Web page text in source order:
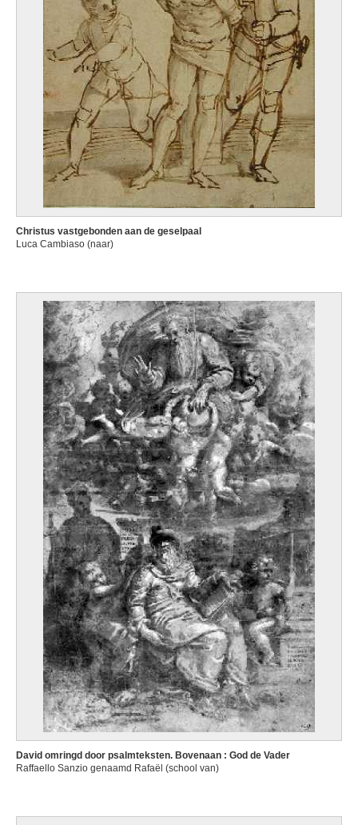
Christus vastgebonden aan de geselpaal
Luca Cambiaso (naar)
David omringd door psalmteksten. Bovenaan : God de Vader
Raffaello Sanzio genaamd Rafaël (school van)